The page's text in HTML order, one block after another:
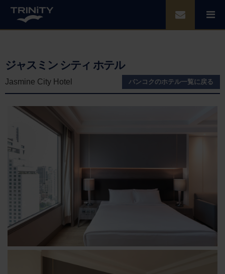
ジャスミン シティ ホテル
Jasmine City Hotel バンコク のホテル一覧に戻る